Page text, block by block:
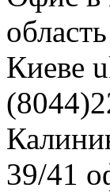
область
Киеве
39/41